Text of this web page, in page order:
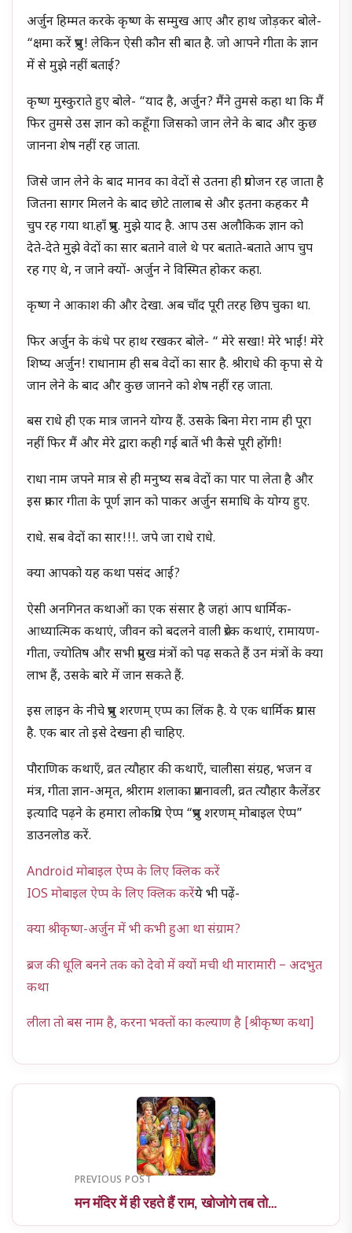
अर्जुन हिम्मत करके कृष्ण के सम्मुख आए और हाथ जोड़कर बोले-
“क्षमा करें प्रभु! लेकिन ऐसी कौन सी बात है. जो आपने गीता के ज्ञान
में से मुझे नहीं बताई?
कृष्ण मुस्कुराते हुए बोले- “याद है, अर्जुन? मैंने तुमसे कहा था कि मैं
फिर तुमसे उस ज्ञान को कहूँगा जिसको जान लेने के बाद और कुछ
जानना शेष नहीं रह जाता.
जिसे जान लेने के बाद मानव का वेदों से उतना ही प्रयोजन रह जाता है
जितना सागर मिलने के बाद छोटे तालाब से और इतना कहकर मै
चुप रह गया था.हाँ प्रभु. मुझे याद है. आप उस अलौकिक ज्ञान को
देते-देते मुझे वेदों का सार बताने वाले थे पर बताते-बताते आप चुप
रह गए थे, न जाने क्यों- अर्जुन ने विस्मित होकर कहा.
कृष्ण ने आकाश की और देखा. अब चाँद पूरी तरह छिप चुका था.
फिर अर्जुन के कंधे पर हाथ रखकर बोले- “ मेरे सखा! मेरे भाई! मेरे
शिष्य अर्जुन! राधानाम ही सब वेदों का सार है. श्रीराधे की कृपा से ये
जान लेने के बाद और कुछ जानने को शेष नहीं रह जाता.
बस राधे ही एक मात्र जानने योग्य हैं. उसके बिना मेरा नाम ही पूरा
नहीं फिर मैं और मेरे द्वारा कही गई बातें भी कैसे पूरी होंगी!
राधा नाम जपने मात्र से ही मनुष्य सब वेदों का पार पा लेता है और
इस प्रकार गीता के पूर्ण ज्ञान को पाकर अर्जुन समाधि के योग्य हुए.
राधे. सब वेदों का सार!!!. जपे जा राधे राधे.
क्या आपको यह कथा पसंद आई?
ऐसी अनगिनत कथाओं का एक संसार है जहां आप धार्मिक-
आध्यात्मिक कथाएं, जीवन को बदलने वाली प्रेरक कथाएं, रामायण-
गीता, ज्योतिष और सभी प्रमुख मंत्रों को पढ़ सकते हैं उन मंत्रों के क्या
लाभ हैं, उसके बारे में जान सकते हैं.
इस लाइन के नीचे प्रभु शरणम् एप्प का लिंक है. ये एक धार्मिक प्रयास
है. एक बार तो इसे देखना ही चाहिए.
पौराणिक कथाएँ, व्रत त्यौहार की कथाएँ, चालीसा संग्रह, भजन व
मंत्र, गीता ज्ञान-अमृत, श्रीराम शलाका प्रशनावली, व्रत त्यौहार कैलेंडर
इत्यादि पढ़ने के हमारा लोकप्रिय ऐप्प “प्रभु शरणम् मोबाइल ऐप्प”
डाउनलोड करें.
Android मोबाइल ऐप्प के लिए क्लिक करें
IOS मोबाइल ऐप्प के लिए क्लिक करेंये भी पढ़ें-
क्या श्रीकृष्ण-अर्जुन में भी कभी हुआ था संग्राम?
ब्रज की धूलि बनने तक को देवो में क्यों मची थी मारामारी – अदभुत
कथा
लीला तो बस नाम है, करना भक्तों का कल्याण है [श्रीकृष्ण कथा]
PREVIOUS POST
मन मंदिर में ही रहते हैं राम, खोजोगे तब तो…